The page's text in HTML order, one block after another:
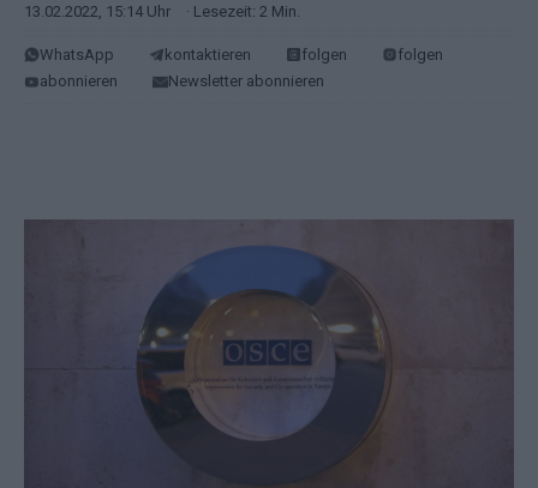
13.02.2022, 15:14 Uhr
· Lesezeit: 2 Min.
WhatsApp kontaktieren folgen
folgen
abonnieren
Newsletter abonnieren